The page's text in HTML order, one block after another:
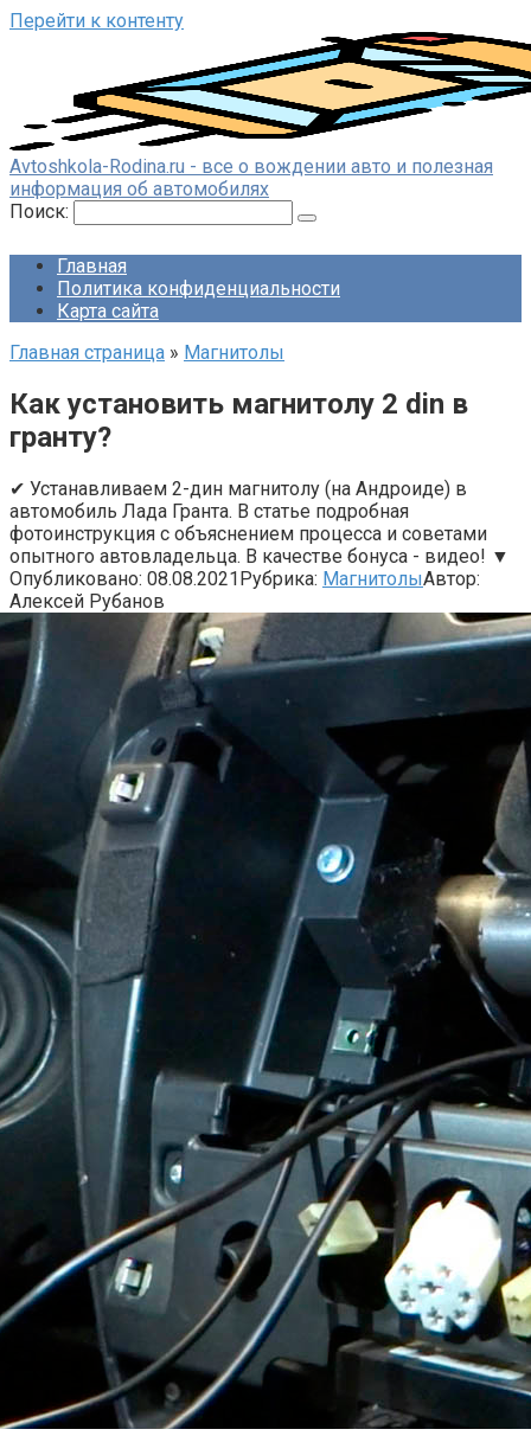
Перейти к контенту
Avtoshkola-Rodina.ru - все о вождении авто и полезная
информация об автомобилях
Поиск:
Главная
Политика конфиденциальности
Карта сайта
Главная страница » Магнитолы
Как установить магнитолу 2 din в
гранту?
✔ Устанавливаем 2-дин магнитолу (на Андроиде) в
автомобиль Лада Гранта. В статье подробная
фотоинструкция с объяснением процесса и советами
опытного автовладельца. В качестве бонуса - видео! ▼
Опубликовано: 08.08.2021Рубрика: МагнитолыАвтор:
Алексей Рубанов